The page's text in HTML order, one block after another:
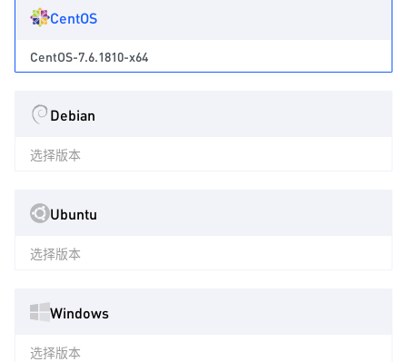
CentOS
CentOS-7.6.1810-x64
Debian
选择版本
Ubuntu
选择版本
Windows
选择版本